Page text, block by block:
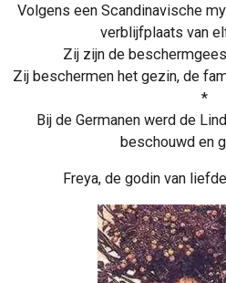
Volgens een Scandinavische
verblijfplaats van
Zij zijn de
Zij beschermen het gezin, de
*
Bij de Germanen werd de
beschouwd en
Freya, de godin van